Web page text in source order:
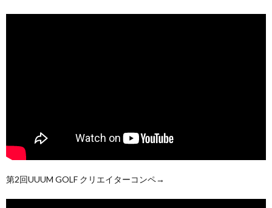
第2回UUUM GOLF クリエイターコンペ→